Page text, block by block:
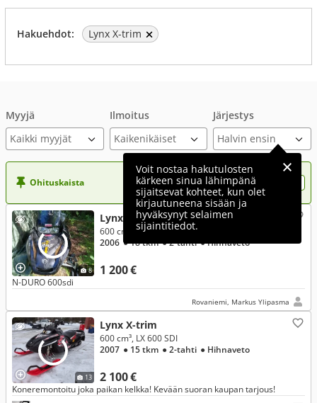
Hakuehdot: Lynx X-trim
Myyjä
Kaikki myyjät
Ilmoitus Järjestys
Voit nostaa hakutulosten
kärkeen sinua lähimpänä
sijaitsevat kohteet, kun olet
kirjautuneena sisään ja
hyväksynyt selaimen
sijaintitiedot.
Ohituskaista Nosta ilmoituksesi tähän?
8
Lynx X-trim
1 200 €
600 cm³, 600sdi n-duro
2006 ● 18 tkm● 2-tahti● Hihnaveto
N-DURO 600sdi
Rovaniemi, Markus Ylipasma
13
Lynx X-trim
2 100 €
600 cm³, LX 600 SDI
2007 ● 15 tkm ● 2-tahti ● Hihnaveto
Koneremontoitu joka paikan kelkka! Kevään suoran kaupan tarjous!